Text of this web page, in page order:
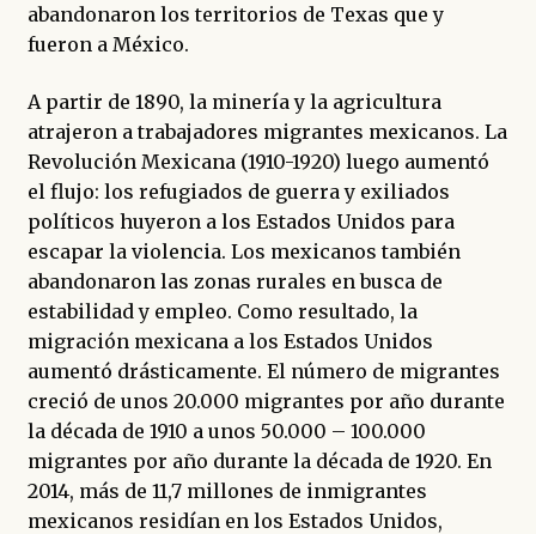
abandonaron los territorios de Texas que y
fueron a México.
A partir de 1890, la minería y la agricultura
atrajeron a trabajadores migrantes mexicanos. La
Revolución Mexicana (1910-1920) luego aumentó
el flujo: los refugiados de guerra y exiliados
políticos huyeron a los Estados Unidos para
escapar la violencia. Los mexicanos también
abandonaron las zonas rurales en busca de
estabilidad y empleo. Como resultado, la
migración mexicana a los Estados Unidos
aumentó drásticamente. El número de migrantes
creció de unos 20.000 migrantes por año durante
la década de 1910 a unos 50.000 – 100.000
migrantes por año durante la década de 1920. En
2014, más de 11,7 millones de inmigrantes
mexicanos residían en los Estados Unidos,